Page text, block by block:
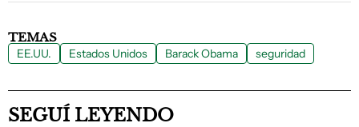
TEMAS
EE.UU. Estados Unidos Barack Obama seguridad
SEGUÍ LEYENDO